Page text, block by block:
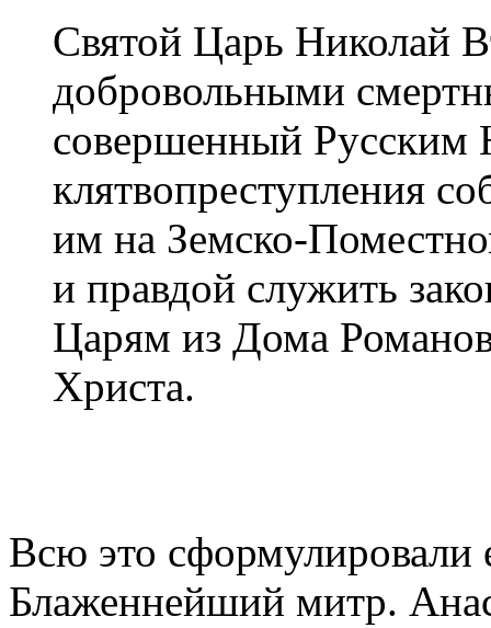
Святой Царь Николай
добровольными
совершенный Русским
клятвопреступления
им на Земско-
и правдой служить
Царям из Дома
Христа.
Всю это
Блаженнейший митр.